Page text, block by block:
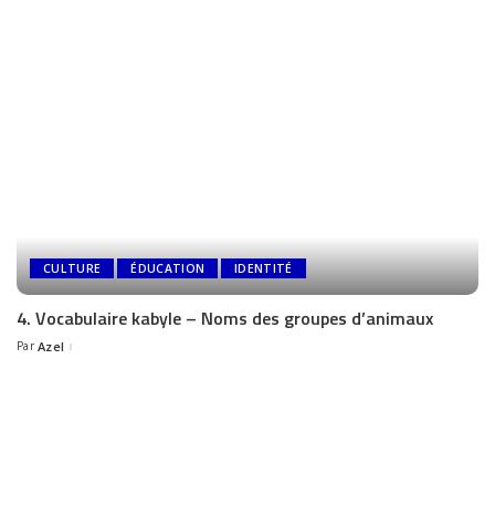
CULTURE ÉDUCATION IDENTITÉ
4. Vocabulaire kabyle – Noms des groupes d’animaux
Par Azel